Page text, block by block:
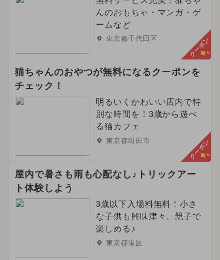
んのおもちゃ・マンガ・ゲ
ームなど
東京都千代田区 クーポン
猫ちゃんのおやつが無料になるクーポンを
チェック！
明るいくかわいい店内で特
別な時間を！3歳から遊べ
る猫カフェ
東京都町田市 クーポン
屋内で暑さも雨も心配なし♪トリックアー
ト体験しよう
3歳以下入場料無料！小さ
な子供も興味津々、親子で
楽しめる♪
東京都港区